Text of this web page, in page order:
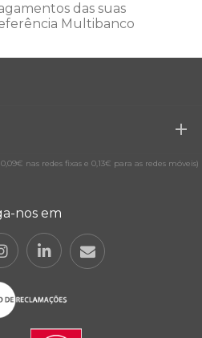
das suas
Multibanco
nas redes fixas e 0,13€ para as redes móveis)
nos em